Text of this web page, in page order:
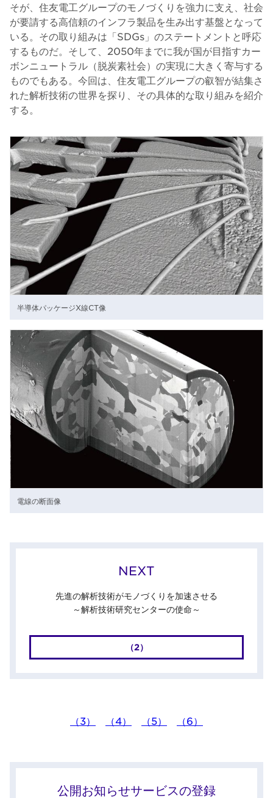
そが、住友電工グループのモノづくりを強力に支え、社会
が要請する高信頼のインフラ製品を生み出す基盤となって
いる。その取り組みは「SDGs」のステートメントと呼応
するものだ。そして、2050年までに我が国が目指すカー
ボンニュートラル（脱炭素社会）の実現に大きく寄与する
ものでもある。今回は、住友電工グループの叡智が結集さ
れた解析技術の世界を探り、その具体的な取り組みを紹介
する。
半導体パッケージX線CT像
電線の断面像
NEXT
先進の解析技術がモノづくりを加速させる
～解析技術研究センターの使命～
（2）
（3） （4） （5） （6）
公開お知らせサービスの登録